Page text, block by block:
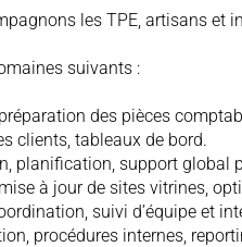
les TPE, artisans et
suivants :
des pièces
clients, tableaux de bord.
planification, support global
à jour de sites vitrines,
suivi d’équipe et
procédures internes,